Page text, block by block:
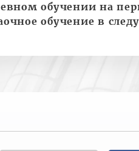
обучении на
обучение в